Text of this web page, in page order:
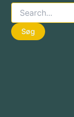
Søg
efter: